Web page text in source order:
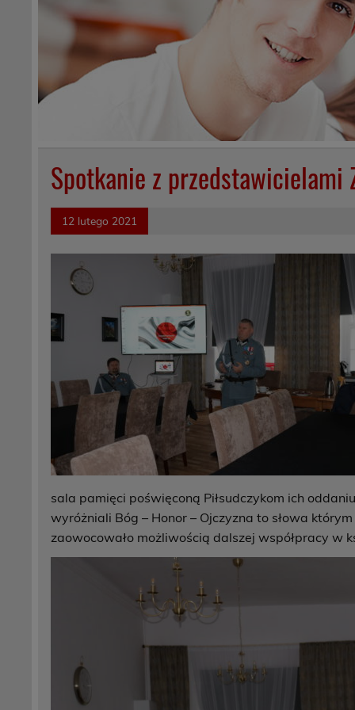
Spotkanie z przedstawicielami
12 lutego 2021
sala pamięci poświęconą Piłsudczykom ich
wyróżniali Bóg – Honor – Ojczyzna to słowa
zaowocowało możliwością dalszej współpracy w